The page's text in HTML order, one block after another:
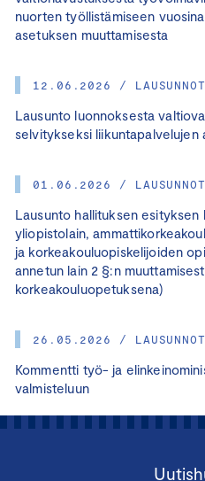
nuorten työllistämiseen
asetuksen muuttamisesta
12.06.2026 / LAUSUNNOT
Lausunto luonnoksesta
selvitykseksi liikuntapalvelujen
01.06.2026 / LAUSUNNOT
Lausunto hallituksen esityksen
yliopistolain,
ja korkeakouluopiskelijoiden
annetun lain 2 §:n
korkeakouluopetuksena)
26.05.2026 / LAUSUNNOT
Kommentti työ- ja
valmisteluun